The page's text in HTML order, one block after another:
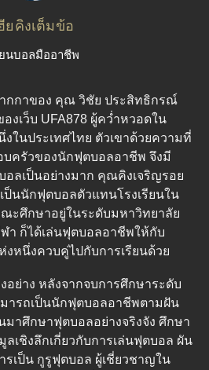
ยคิงเต็มข้อ
นบอลมืออาชีพ
ากกาของ คุณ วิชัย ประสิทธิกรณ์
เว็บ UFA878 ผู้คว่ำหวอดใน
ในประเทศไทย ตัวเขาด้วยความที่
บครัวของนักฟุตบอลอาชีพ จึงมี
ลเป็นอย่างมาก คุณคิงเจริญรอย
ป็นนักฟุตบอลตัวแทนโรงเรียนใน
ะศึกษาอยู่ในระดับมหาวิทยาลัย
า ก็ได้เล่นฟุตบอลอาชีพให้กับ
หนึ่งควบคู่ไปกับการเรียนด้วย
ย่าง หลังจากจบการศึกษาระดับ
รถเป็นนักฟุตบอลอาชีพตามฝัน
มาศึกษาฟุตบอลอย่างจริงจัง ศึกษา
เชิงลึกเกี่ยวกับการเล่นฟุตบอล ผัน
รเป็น กูรูฟุตบอล ผู้เชี่ยวชาญใน